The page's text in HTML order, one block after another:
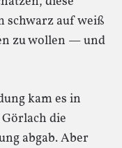
schwarz auf weiß
zu wollen — und
kam es in
die
abgab. Aber